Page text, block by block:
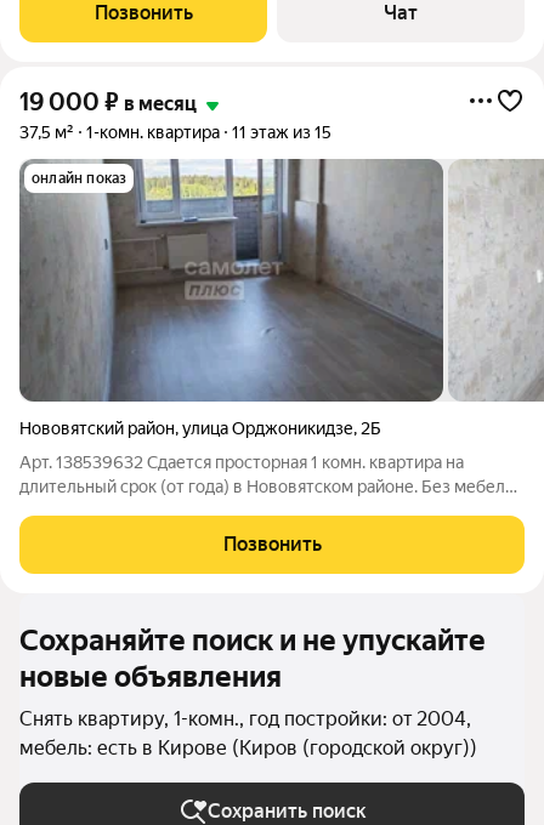
Позвонить Чат
19 000 ₽ в месяц
37,5 м² 1-комн. квартира 11 этаж из 15
онлайн показ
Нововятский район,улица Орджоникидзе, 2Б
Арт. 138539632 Сдается просторная 1 комн. квартира на
длительный срок (от года) в Нововятском районе. Без мебели
под себя. Ключевые преимущества: Развитая инфраструктура:
всё необходимое в
Позвонить
Сохраняйте поиск и не упускайте
новые объявления
Снять квартиру, 1-комн., год постройки: от 2004,
мебель: есть в Кирове (Киров (городской округ))
Сохранить поиск